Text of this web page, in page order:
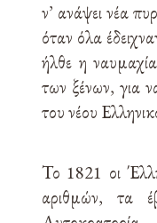
ν’ ανάψει νέα
όταν όλα
ήλθε η
των ξένων, για
του νέου
Το 1821 οι
αριθμών, τα